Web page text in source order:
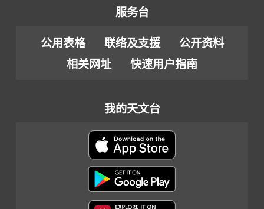
服务台
公用表格 联络及支援
公开资料
相关网址
快速用户指南
我的天文台